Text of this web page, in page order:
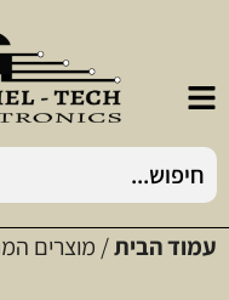
עמוד הבית/ מוצרים